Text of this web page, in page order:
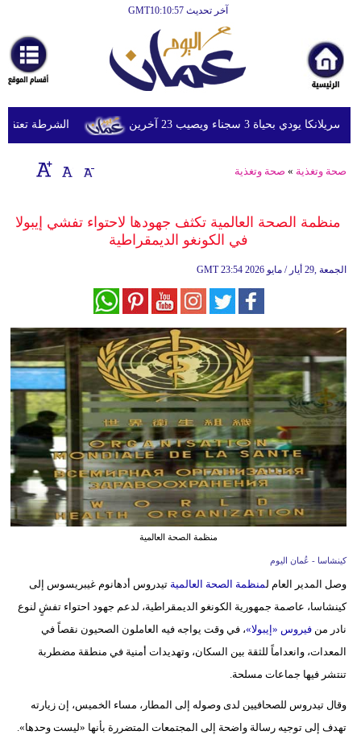
آخر تحديث GMT10:10:57
أخبارعاجلة
رياضة
ثقافة
إقتصاد
وموسيقى
سياحة
وسفر
ديكور
أخبار
إعلام
تعليم
علوم
وتكنولوجيا
أبراج
الشرطة تعتقل 3 سجناء ويصيب 23 آخرين
صحة وتغذية » صحة وتغذية
منظمة الصحة العالمية تكثف جهودها لاحتواء تفشي إيبولا
في الكونغو الديمقراطية
GMT 23:54 2026 الجمعة ,29 أيار / مايو
منظمة الصحة العالمية
كينشاسا - عُمان اليوم
وصل المدير العام لمنظمة الصحة العالمية تيدروس أدهانوم غيبريسوس إلى
كينشاسا، عاصمة جمهورية الكونغو الديمقراطية، لدعم جهود احتواء تفشٍ لنوع
نادر من فيروس «إيبولا»، في وقت يواجه فيه العاملون الصحيون نقصاً في
المعدات، وانعداماً للثقة بين السكان، وتهديدات أمنية في منطقة مضطربة
تنتشر فيها جماعات مسلحة.
وقال تيدروس للصحافيين لدى وصوله إلى المطار، مساء الخميس، إن زيارته
تهدف إلى توجيه رسالة واضحة إلى المجتمعات المتضررة بأنها «ليست وحدها».